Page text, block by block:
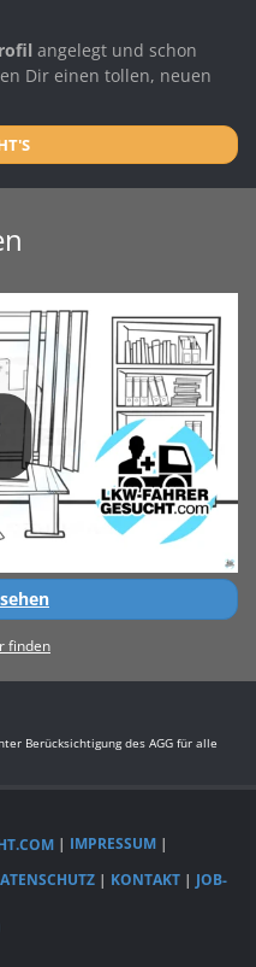
angelegt und schon
Dir einen tollen, neuen
finden
Berücksichtigung des AGG für alle
| IMPRESSUM |
| KONTAKT | JOB-